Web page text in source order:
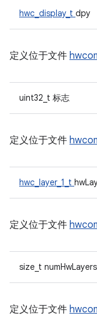
hwc_display_t dpy
定义位于文件
uint32_t 标志
定义位于文件
hwc_layer_1_t
定义位于文件
size_t numHwLayers
定义位于文件